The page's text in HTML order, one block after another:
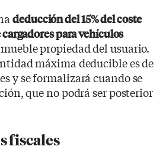
deducción del 15% del coste
para vehículos
propiedad del usuario.
máxima deducible es de
y se formalizará cuando se
que no podrá ser posterior
fiscales